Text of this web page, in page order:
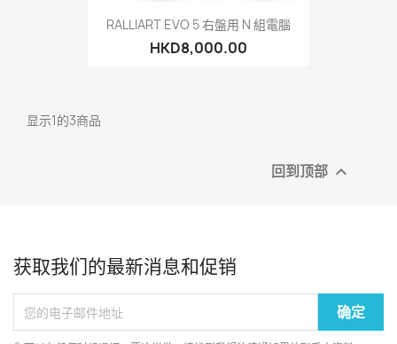
RALLIART EVO 5 右盤用 N 組電腦
HKD8,000.00
显示1的3商品
回到顶部 
获取我们的最新消息和促销